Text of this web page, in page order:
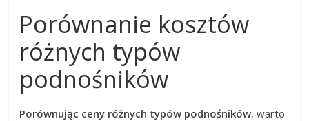
Porównanie kosztów
różnych typów
podnośników
Porównując ceny różnych typów podnośników, warto